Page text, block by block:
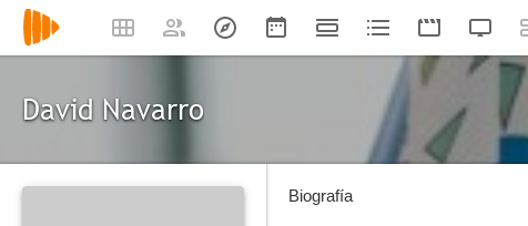
David Navarro
Biografía